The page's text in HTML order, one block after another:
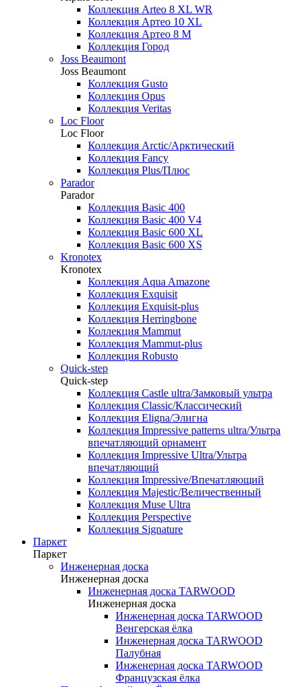
Коллекция Arteo 8 XL WR
Коллекция Артео 10 XL
Коллекция Артео 8 М
Коллекция Город
Joss Beaumont
Joss Beaumont
Коллекция Gusto
Коллекция Opus
Коллекция Veritas
Loc Floor
Loc Floor
Коллекция Arctic/Арктический
Коллекция Fancy
Коллекция Plus/Плюс
Parador
Parador
Коллекция Basic 400
Коллекция Basic 400 V4
Коллекция Basic 600 ХL
Коллекция Basic 600 ХS
Kronotex
Kronotex
Коллекция Aqua Amazone
Коллекция Exquisit
Коллекция Exquisit-plus
Коллекция Herringbone
Коллекция Mammut
Коллекция Mammut-plus
Коллекция Robusto
Quick-step
Quick-step
Коллекция Castle ultra/Замковый ультра
Коллекция Classic/Классический
Коллекция Eligna/Элигна
Коллекция Impressive patterns ultra/Ультра
впечатляющий орнамент
Коллекция Impressive Ultra/Ультра
впечатляющий
Коллекция Impressive/Впечатляющий
Коллекция Majestic/Величественный
Коллекция Muse Ultra
Коллекция Perspective
Коллекция Signature
Паркет
Паркет
Инженерная доска
Инженерная доска
Инженерная доска TARWOOD
Инженерная доска
Инженерная доска TARWOOD
Венгерская ёлка
Инженерная доска TARWOOD
Палубная
Инженерная доска TARWOOD
Французская ёлка